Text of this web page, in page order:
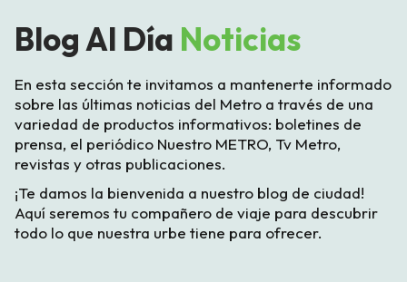
Blog Al Día Noticias
En esta sección te invitamos a mantenerte informado
sobre las últimas noticias del Metro a través de una
variedad de productos informativos: boletines de
prensa, el periódico Nuestro METRO, Tv Metro,
revistas y otras publicaciones.
¡Te damos la bienvenida a nuestro blog de ciudad!
Aquí seremos tu compañero de viaje para descubrir
todo lo que nuestra urbe tiene para ofrecer.